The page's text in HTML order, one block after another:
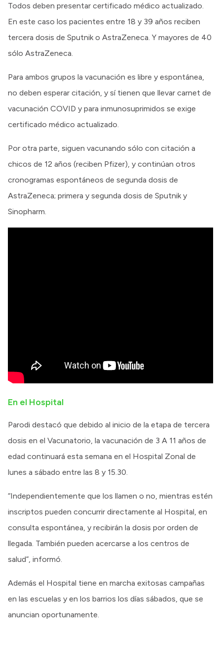
Todos deben presentar certificado médico actualizado.
En este caso los pacientes entre 18 y 39 años reciben
tercera dosis de Sputnik o AstraZeneca. Y mayores de 40
sólo AstraZeneca.
Para ambos grupos la vacunación es libre y espontánea,
no deben esperar citación, y sí tienen que llevar carnet de
vacunación COVID y para inmunosuprimidos se exige
certificado médico actualizado.
Por otra parte, siguen vacunando sólo con citación a
chicos de 12 años (reciben Pfizer), y continúan otros
cronogramas espontáneos de segunda dosis de
AstraZeneca; primera y segunda dosis de Sputnik y
Sinopharm.
En el Hospital
Parodi destacó que debido al inicio de la etapa de tercera
dosis en el Vacunatorio, la vacunación de 3 A 11 años de
edad continuará esta semana en el Hospital Zonal de
lunes a sábado entre las 8 y 15.30.
“Independientemente que los llamen o no, mientras estén
inscriptos pueden concurrir directamente al Hospital, en
consulta espontánea, y recibirán la dosis por orden de
llegada. También pueden acercarse a los centros de
salud”, informó.
Además el Hospital tiene en marcha exitosas campañas
en las escuelas y en los barrios los días sábados, que se
anuncian oportunamente.